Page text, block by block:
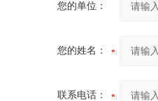
您的单位：
您的姓名：
联系电话：